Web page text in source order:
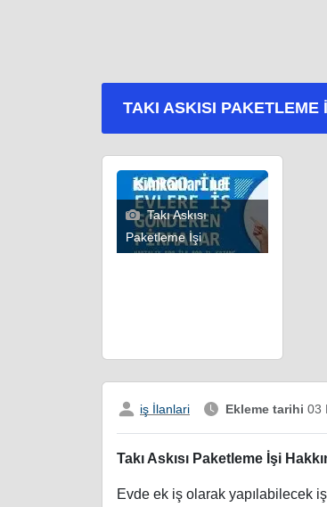
TAKI ASKISI PAKETLEME
Takı Askısı
Paketleme İşi
iş İlanlari Ekleme tarihi 03
Takı Askısı Paketleme İşi
Evde ek iş olarak yapılabilecek